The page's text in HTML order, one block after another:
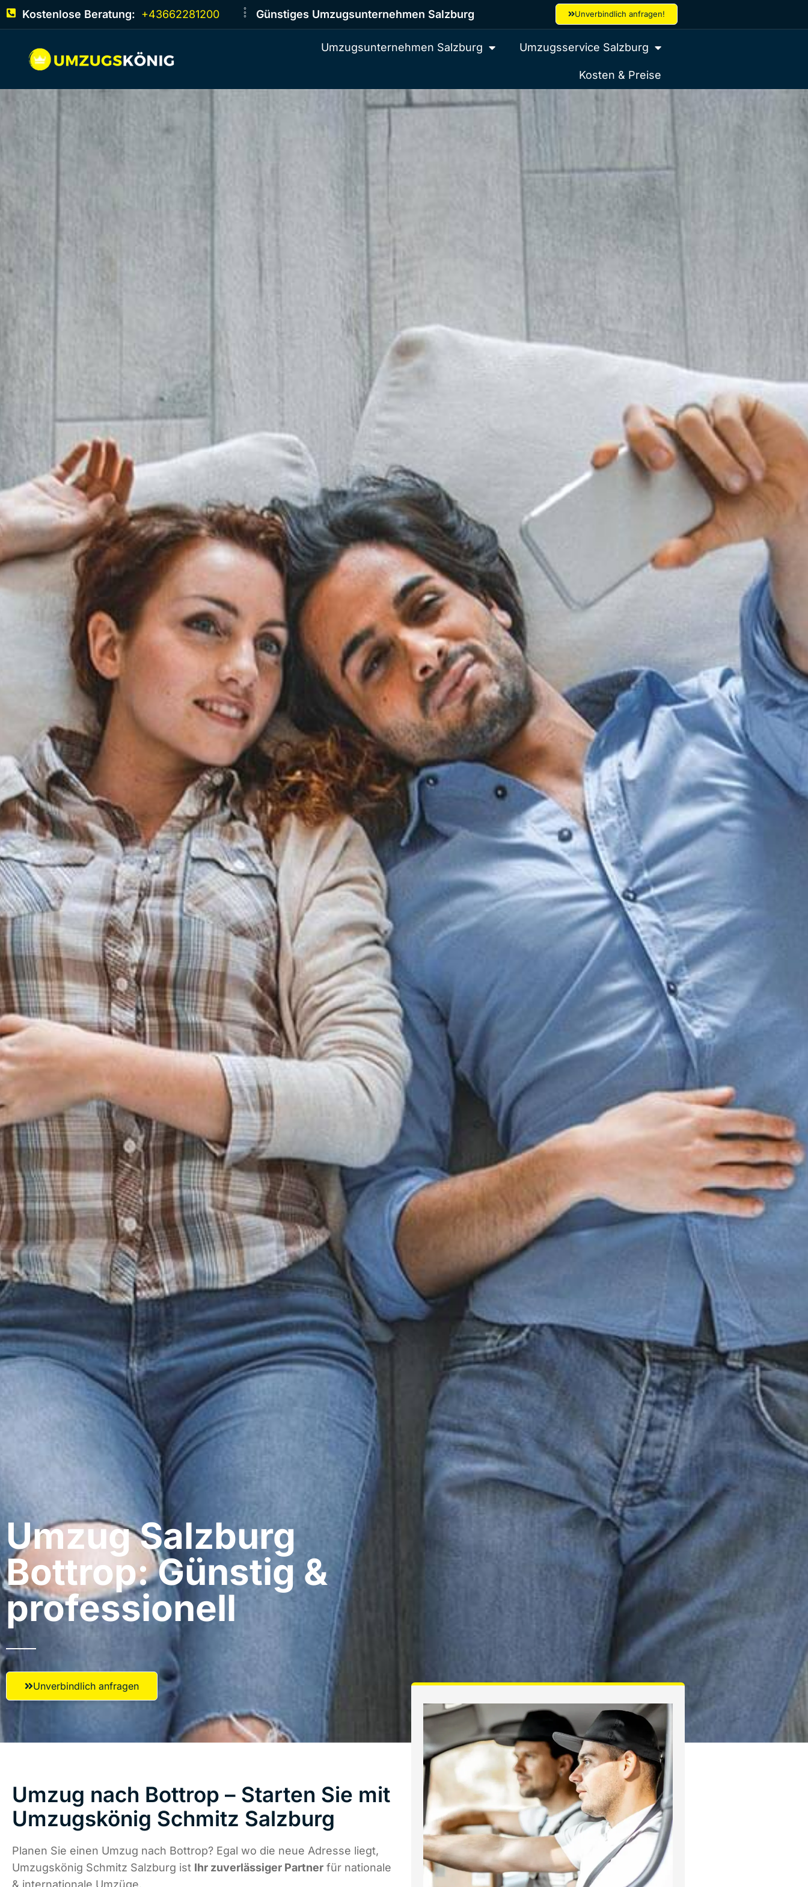
Kostenlose Beratung: +43662281200 Günstiges Umzugsunternehmen Salzburg Unverbindlich anfragen!
Umzugsunternehmen Salzburg Umzugsservice Salzburg
Kosten & Preise
Umzug Salzburg​
Bottrop: Günstig &
professionell​
Unverbindlich anfragen
Umzug nach Bottrop – Starten Sie mit
Umzugskönig Schmitz Salzburg
Planen Sie einen Umzug nach Bottrop? Egal wo die neue Adresse liegt,
Umzugskönig Schmitz Salzburg ist Ihr zuverlässiger Partner für nationale
& internationale Umzüge.